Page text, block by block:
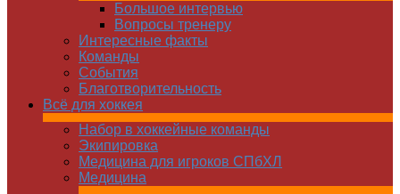
Большое интервью
Вопросы тренеру
Интересные факты
Команды
Cобытия
Благотворительность
Всё для хоккея
Набор в хоккейные команды
Экипировка
Медицина для игроков СПбХЛ
Медицина